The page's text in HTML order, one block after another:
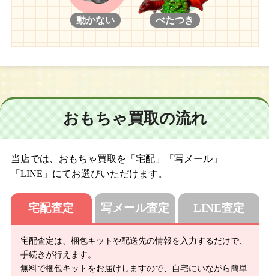
動かない べたつき
おもちゃ買取の流れ
当店では、おもちゃ買取を「宅配」「写メール」
「LINE」にてお選びいただけます。
宅配査定
宅配査定は、梱包キットや配送先の情報を入力するだけで、
手続きが行えます。
無料で梱包キットをお届けしますので、自宅にいながら簡単
写メール査定 LINE査定